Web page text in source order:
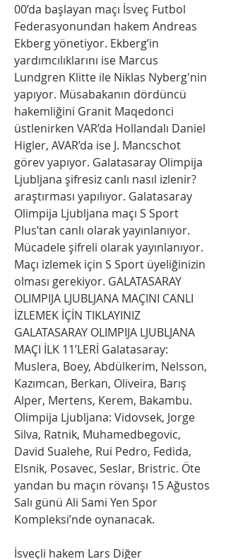
00’da başlayan maçı İsveç Futbol
Federasyonundan hakem Andreas
Ekberg yönetiyor. Ekberg’in
yardımcılıklarını ise Marcus
Lundgren Klitte ile Niklas Nyberg'nin
yapıyor. Müsabakanın dördüncü
hakemliğini Granit Maqedonci
üstlenirken VAR’da Hollandalı Daniel
Higler, AVAR’da ise J. Mancschot
görev yapıyor. Galatasaray Olimpija
Ljubljana şifresiz canlı nasıl izlenir?
araştırması yapılıyor. Galatasaray
Olimpija Ljubljana maçı S Sport
Plus’tan canlı olarak yayınlanıyor.
Mücadele şifreli olarak yayınlanıyor.
Maçı izlemek için S Sport üyeliğinizin
olması gerekiyor. GALATASARAY
OLIMPIJA LJUBLJANA MAÇINI CANLI
İZLEMEK İÇİN TIKLAYINIZ
GALATASARAY OLIMPIJA LJUBLJANA
MAÇI İLK 11’LERİ Galatasaray:
Muslera, Boey, Abdülkerim, Nelsson,
Kazımcan, Berkan, Oliveira, Barış
Alper, Mertens, Kerem, Bakambu.
Olimpija Ljubljana: Vidovsek, Jorge
Silva, Ratnik, Muhamedbegovic,
David Sualehe, Rui Pedro, Fedida,
Elsnik, Posavec, Seslar, Bristric. Öte
yandan bu maçın rövanşı 15 Ağustos
Salı günü Ali Sami Yen Spor
Kompleksi’nde oynanacak.
İsveçli hakem Lars Diğer